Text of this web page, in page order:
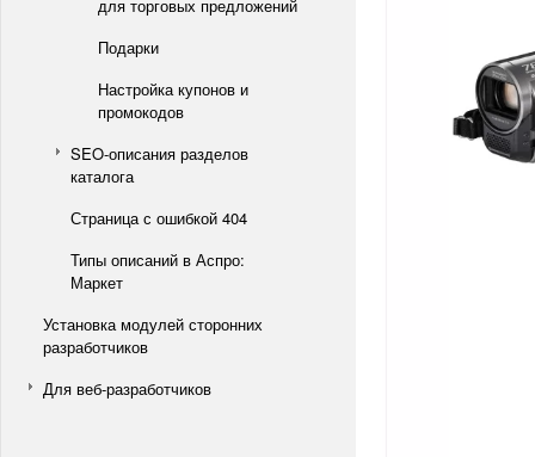
для торговых предложений
Подарки
Настройка купонов и
промокодов
SEO-описания разделов
каталога
Страница с ошибкой 404
Типы описаний в Аспро:
Маркет
Установка модулей сторонних
разработчиков
Для веб-разработчиков